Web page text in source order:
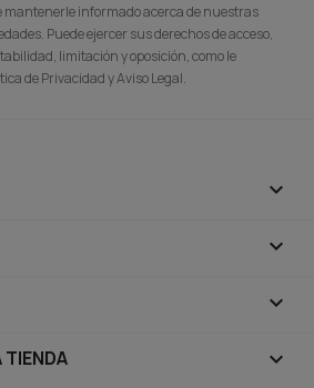
mantenerle informado acerca de nuestras
Puede ejercer sus derechos de acceso,
limitación y oposición, como le
de Privacidad y Aviso Legal.



TIENDA keyboard_arrow_down